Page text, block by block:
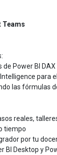
Teams
Power BI
para
las fórmulas
reales,
tiempo
por tu
BI Desktop y